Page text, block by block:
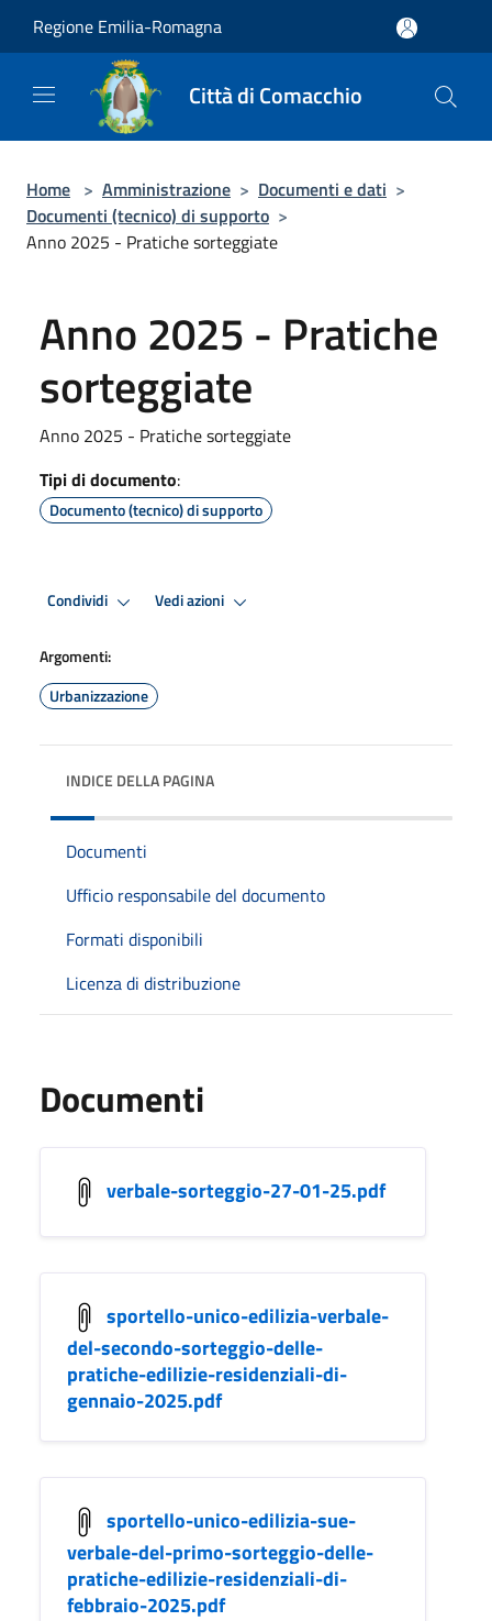
Regione Emilia-Romagna
Città di Comacchio
Home > Amministrazione > Documenti e dati >
Documenti (tecnico) di supporto >
Anno 2025 - Pratiche sorteggiate
Anno 2025 - Pratiche
sorteggiate
Anno 2025 - Pratiche sorteggiate
Tipi di documento:
Documento (tecnico) di supporto
Condividi Vedi azioni
Argomenti:
Urbanizzazione
INDICE DELLA PAGINA
Documenti
Ufficio responsabile del documento
Formati disponibili
Licenza di distribuzione
Documenti
verbale-sorteggio-27-01-25.pdf
sportello-unico-edilizia-verbale-
del-secondo-sorteggio-delle-
pratiche-edilizie-residenziali-di-
gennaio-2025.pdf
sportello-unico-edilizia-sue-
verbale-del-primo-sorteggio-delle-
pratiche-edilizie-residenziali-di-
febbraio-2025.pdf